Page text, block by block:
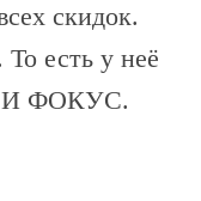
скидок.
есть у неё
ФОКУС.